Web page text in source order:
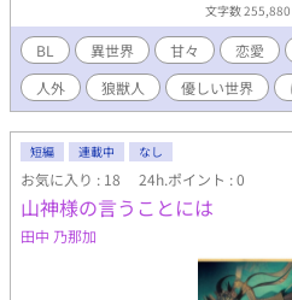
語。じれじれで甘々です。※第1章
ではエロ有りなのでR18にしてい
ーク
文字数 255,880
BL 異世界 甘々 恋愛
人外
狼獣人 優しい世界
短編 連載中 なし
お気に入り : 18 24h.ポイント : 0
山神様の言うことには
田中 乃那加